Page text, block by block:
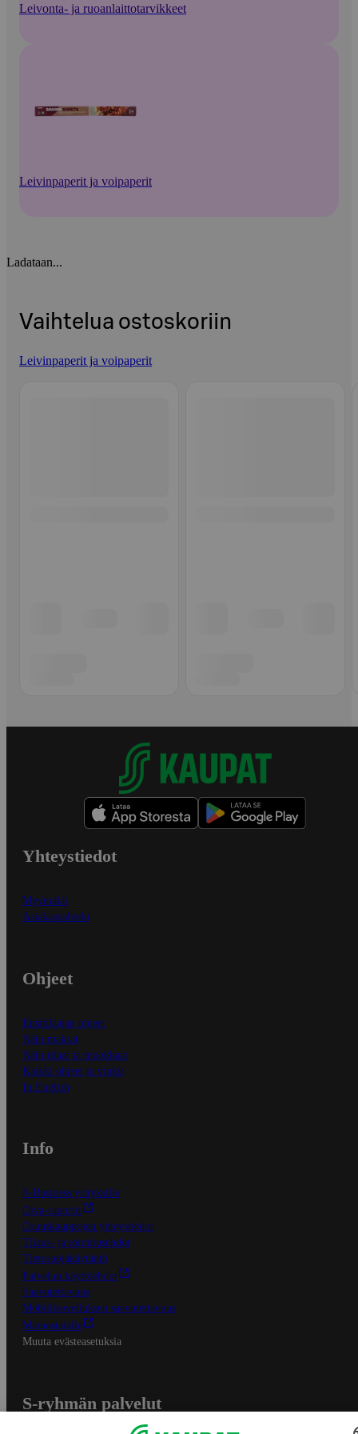
Leivonta- ja ruoanlaittotarvikkeet
Leivinpaperit ja voipaperit
Ladataan...
Vaihtelua ostoskoriin
Leivinpaperit ja voipaperit
Yhteystiedot
Myymälät
Asiakaspalvelu
Ohjeet
Ensitilaajan ohjeet
Näin maksat
Näin tilaat ja muokkaat
Kaikki ohjeet ja vinkit
In English
Info
S-Business yrityksille
Oiva-raportit
Osuuskauppojen yhteystiedot
Tilaus- ja toimitusehdot
Tietosuojakäytäntö
Palvelun käyttöehdot
Saavutettavuus
Mobiilisovelluksen saavutettavuus
Mainostajalle
Muuta evästeasetuksia
S-ryhmän palvelut